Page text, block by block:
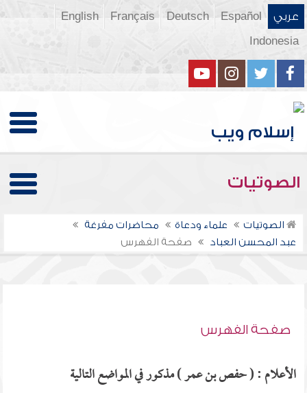
عربي Español
Deutsch
Français
English
Indonesia
الصوتيات
الصوتيات علماء ودعاة
محاضرات مفرغة
عبد المحسن العباد
صفحة الفهرس
صفحة الفهرس
الأعلام : ( حفص بن عمر ) مذكور في المواضع التالية